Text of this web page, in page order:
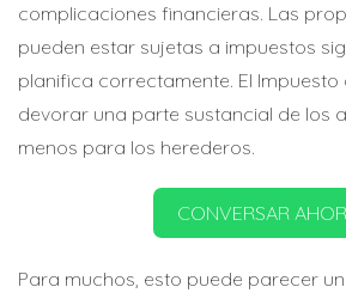
complicaciones financieras. Las
pueden estar sujetas a impuestos
planifica correctamente. El Impuesto
devorar una parte sustancial de los
menos para los herederos.
CONVERSAR
Para muchos, esto puede parecer